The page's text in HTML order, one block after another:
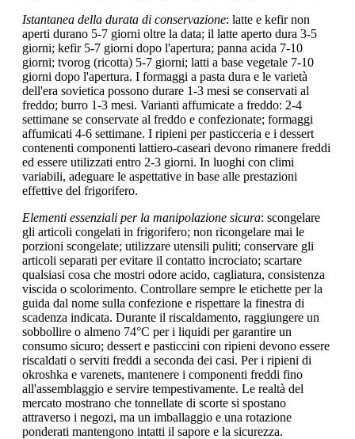
Istantanea della durata di conservazione: latte e kefir non
aperti durano 5-7 giorni oltre la data; il latte aperto dura 3-5
giorni; kefir 5-7 giorni dopo l'apertura; panna acida 7-10
giorni; tvorog (ricotta) 5-7 giorni; latti a base vegetale 7-10
giorni dopo l'apertura. I formaggi a pasta dura e le varietà
dell'era sovietica possono durare 1-3 mesi se conservati al
freddo; burro 1-3 mesi. Varianti affumicate a freddo: 2-4
settimane se conservate al freddo e confezionate; formaggi
affumicati 4-6 settimane. I ripieni per pasticceria e i dessert
contenenti componenti lattiero-caseari devono rimanere freddi
ed essere utilizzati entro 2-3 giorni. In luoghi con climi
variabili, adeguare le aspettative in base alle prestazioni
effettive del frigorifero.
Elementi essenziali per la manipolazione sicura: scongelare
gli articoli congelati in frigorifero; non ricongelare mai le
porzioni scongelate; utilizzare utensili puliti; conservare gli
articoli separati per evitare il contatto incrociato; scartare
qualsiasi cosa che mostri odore acido, cagliatura, consistenza
viscida o scolorimento. Controllare sempre le etichette per la
guida dal nome sulla confezione e rispettare la finestra di
scadenza indicata. Durante il riscaldamento, raggiungere un
sobbollire o almeno 74°C per i liquidi per garantire un
consumo sicuro; dessert e pasticcini con ripieni devono essere
riscaldati o serviti freddi a seconda dei casi. Per i ripieni di
okroshka e varenets, mantenere i componenti freddi fino
all'assemblaggio e servire tempestivamente. Le realtà del
mercato mostrano che tonnellate di scorte si spostano
attraverso i negozi, ma un imballaggio e una rotazione
ponderati mantengono intatti il sapore e la sicurezza.